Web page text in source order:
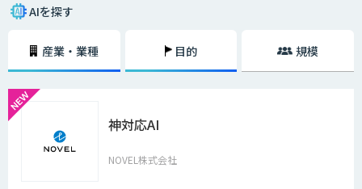
リスキリングが必要な理由は、デジタル技術によって「新しい職業が誕生
する（今の職業が衰退する）」「業務のやり方が大きく変わる」という課
れば、笛吹けど踊らずの状態になってしまうでしょう。
すでに日本企業の一部は、全社員にDX基礎教育を実施、文系社員を対象
にAI研修を実施などの施策を実施しています。リスキリングによって、デ
ジタル技術の力を使いながら価値を創造するスキルやマインドが再開発さ
AIを探す
産業・業種 目的 規模
神対応AI
NOVEL株式会社